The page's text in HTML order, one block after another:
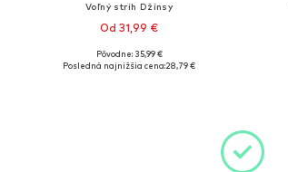
Voľný strih Džínsy
Od 31,99 €
+1
Pôvodne: 35,99 €
Posledná najnižšia cena:28,79 €